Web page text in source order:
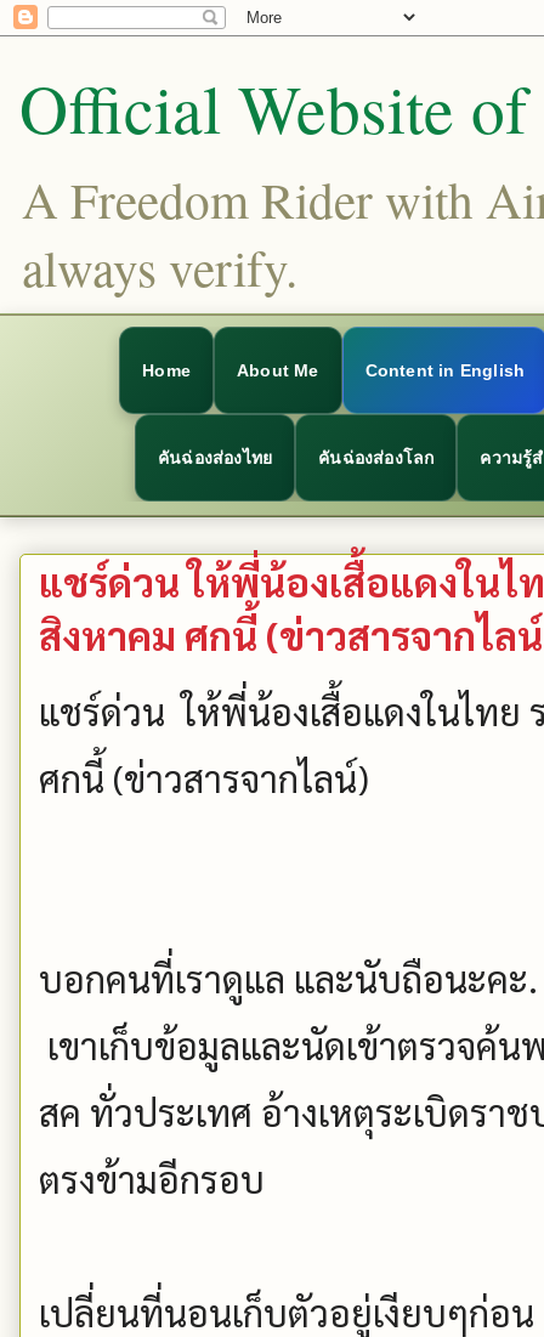
Official Website
A Freedom Rider with
always verify.
Home About Me Content in English
คันฉ่องส่องไทย คันฉ่องส่องโลก ความรู้
แชร์ด่วน ให้พี่น้องเสื้อแดงในไ
สิงหาคม ศกนี้ (ข่าวสารจากไล
แชร์ด่วน ให้พี่น้องเสื้อแดงในไทย
ศกนี้ (ข่าวสารจากไลน์)
บอกคนที่เราดูแล และนับถือนะคะ
เขาเก็บข้อมูลและนัดเข้าตรวจค้
สค ทั่วประเทศ อ้างเหตุระเบิดรา
ตรงข้ามอีกรอบ
เปลี่ยนที่นอนเก็บตัวอยู่เงียบๆก่อน